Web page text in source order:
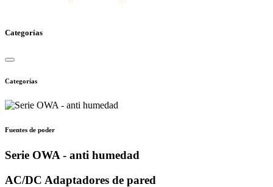
Categorías
Categorías
Fuentes de poder
Serie OWA - anti humedad
AC/DC Adaptadores de pared